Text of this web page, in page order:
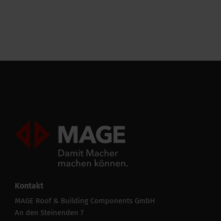
Alle Spezifikationen ausblenden
Mageroof Logo Footer
Kontakt
MAGE Roof & Building Components GmbH
An den Steinenden 7